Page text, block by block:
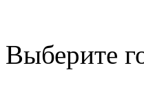
Выберите